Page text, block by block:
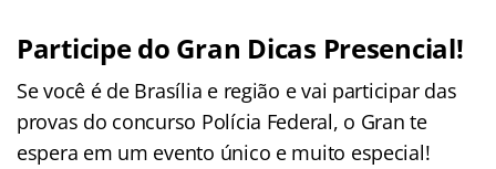
Participe do Gran Dicas Presencial!
Se você é de Brasília e região e vai participar das
provas do concurso Polícia Federal, o Gran te
espera em um evento único e muito especial!